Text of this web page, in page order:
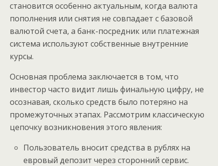
становится особенно актуальным, когда валюта
пополнения или снятия не совпадает с базовой
валютой счета, а банк-посредник или платежная
система используют собственные внутренние
курсы.
Основная проблема заключается в том, что
инвестор часто видит лишь финальную цифру, не
осознавая, сколько средств было потеряно на
промежуточных этапах. Рассмотрим классическую
цепочку возникновения этого явления:
Пользователь вносит средства в рублях на
евровый депозит через сторонний сервис.